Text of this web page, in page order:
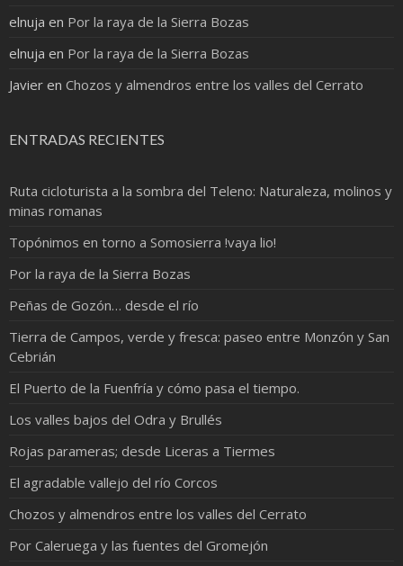
elnuja en Por la raya de la Sierra Bozas
elnuja en Por la raya de la Sierra Bozas
Javier en Chozos y almendros entre los valles del Cerrato
ENTRADAS RECIENTES
Ruta cicloturista a la sombra del Teleno: Naturaleza, molinos y
minas romanas
Topónimos en torno a Somosierra !vaya lio!
Por la raya de la Sierra Bozas
Peñas de Gozón… desde el río
Tierra de Campos, verde y fresca: paseo entre Monzón y San
Cebrián
El Puerto de la Fuenfría y cómo pasa el tiempo.
Los valles bajos del Odra y Brullés
Rojas parameras; desde Liceras a Tiermes
El agradable vallejo del río Corcos
Chozos y almendros entre los valles del Cerrato
Por Caleruega y las fuentes del Gromejón